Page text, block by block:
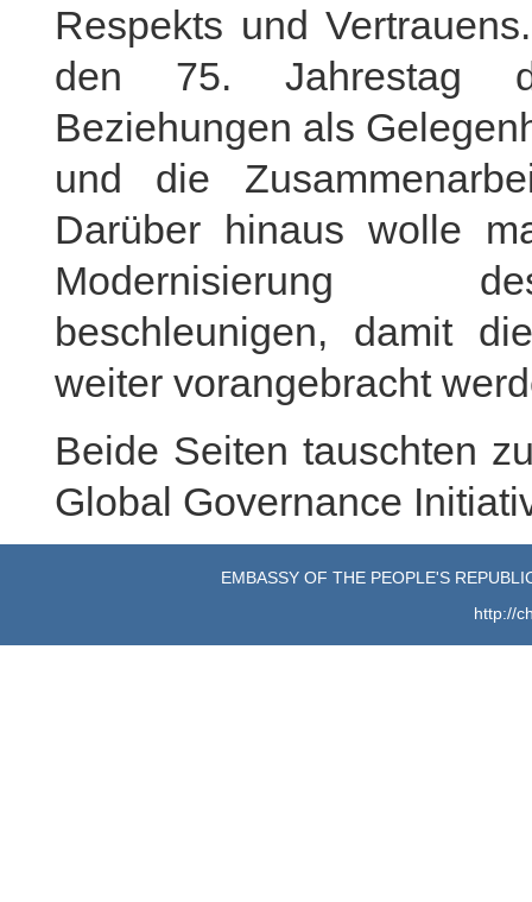
Respekts und
den 75. Jahrestag
Beziehungen als
und die
Darüber hinaus wolle
Modernisierung
beschleunigen, damit
weiter vorangebracht
Beide Seiten tauschten
Global Governance
EMBASSY OF THE PEOPLE'S
http://